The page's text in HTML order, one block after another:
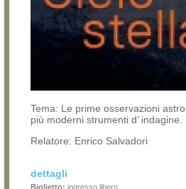
Tema: Le prime osservazioni
più moderni strumenti d’ indagine.
Relatore: Enrico Salvadori
dettagli
Biglietto: ingresso libero